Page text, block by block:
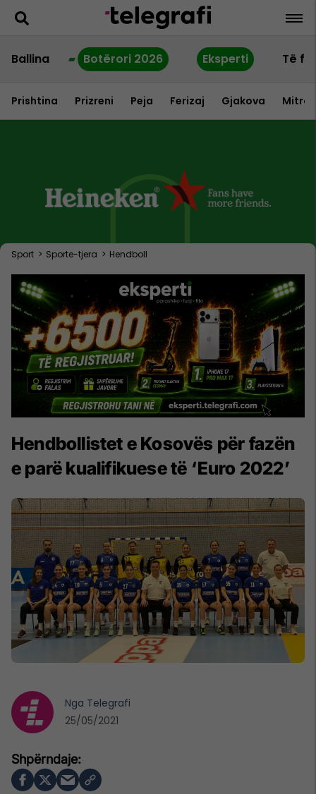
Ballina Botërori 2026 Eksperti Të
Prishtina Prizreni Peja Ferizaj Gjakova
Sport > Sporte-tjera > Hendboll
Hendbollistet e Kosovës për fazën
e parë kualifikuese të ‘Euro 2022’
Nga Telegrafi
25/05/2021